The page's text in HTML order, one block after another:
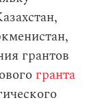
грантов
гранта